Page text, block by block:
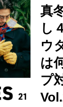
真
し
ウ
は
プ